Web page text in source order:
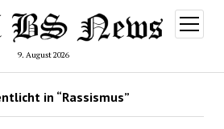
9. August 2026
Menü
öffnen
in “Rassismus”